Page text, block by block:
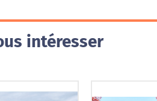
intéresser